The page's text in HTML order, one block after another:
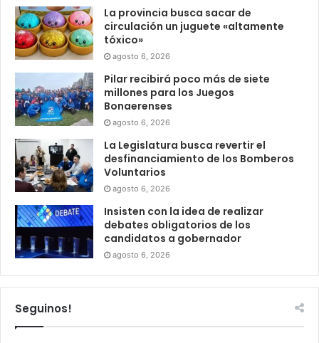
La provincia busca sacar de
circulación un juguete «altamente
tóxico»
agosto 6, 2026
Pilar recibirá poco más de siete
millones para los Juegos
Bonaerenses
agosto 6, 2026
La Legislatura busca revertir el
desfinanciamiento de los Bomberos
Voluntarios
agosto 6, 2026
Insisten con la idea de realizar
debates obligatorios de los
candidatos a gobernador
agosto 6, 2026
Seguinos!